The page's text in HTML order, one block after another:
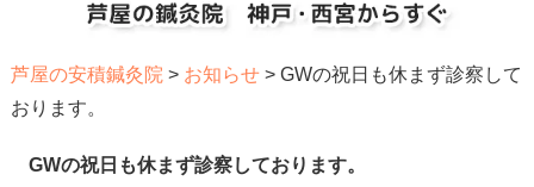
芦屋の安積鍼灸院 > お知らせ> GWの祝日も休まず診察して
おります。
GWの祝日も休まず診察しております。